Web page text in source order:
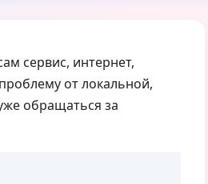
сервис, интернет,
от локальной,
обращаться за